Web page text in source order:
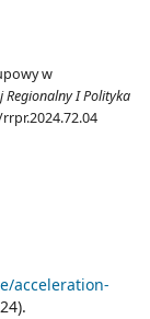
w
Regionalny I Polityka
acceleration-